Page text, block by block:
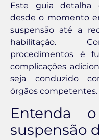
Este guia detalha
desde o momento
suspensão até a
habilitação.
procedimentos é
complicações
seja conduzido
órgãos competentes.
Entenda
suspensão